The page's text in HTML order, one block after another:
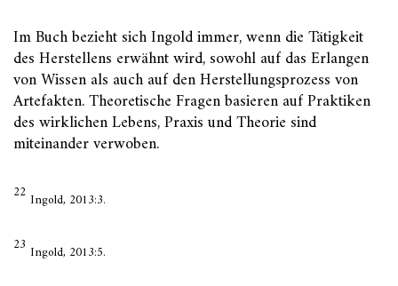
Im Buch bezieht sich Ingold immer, wenn die Tätigkeit
des Herstellens erwähnt wird, sowohl auf das Erlangen
von Wissen als auch auf den Herstellungsprozess von
Artefakten. Theoretische Fragen basieren auf Praktiken
des wirklichen Lebens, Praxis und Theorie sind
miteinander verwoben.
22 Ingold, 2013:3.
23 Ingold, 2013:5.